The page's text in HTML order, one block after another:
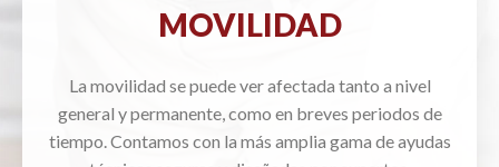
MOVILIDAD
La movilidad se puede ver afectada tanto a nivel
general y permanente, como en breves periodos de
tiempo. Contamos con la más amplia gama de ayudas